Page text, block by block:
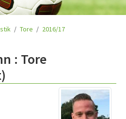
Tore
2016/17
: Tore